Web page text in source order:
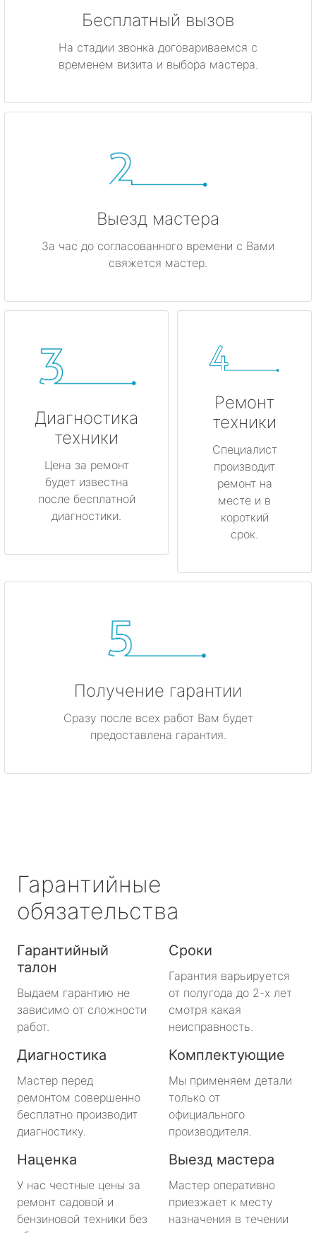
Бесплатный вызов
На стадии звонка договариваемся с
временем визита и выбора мастера.
Выезд мастера
За час до согласованного времени с Вами
свяжется мастер.
Диагностика
техники
Цена за ремонт
будет известна
после бесплатной
диагностики.
Ремонт
техники
Специалист
производит
ремонт на
месте и в
короткий
срок.
Получение гарантии
Сразу после всех работ Вам будет
предоставлена гарантия.
Гарантийные
обязательства
Гарантийный
талон
Выдаем гарантию не
зависимо от сложности
работ.
Сроки
Гарантия варьируется
от полугода до 2-х лет
смотря какая
неисправность.
Диагностика
Мастер перед
ремонтом совершенно
бесплатно производит
диагностику.
Комплектующие
Мы применяем детали
только от
официального
производителя.
Наценка
У нас честные цены за
ремонт садовой и
бензиновой техники без
Выезд мастера
Мастер оперативно
приезжает к месту
назначения в течении